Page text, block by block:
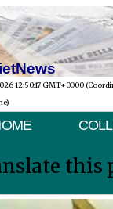
12:50:17 GMT+0000
this